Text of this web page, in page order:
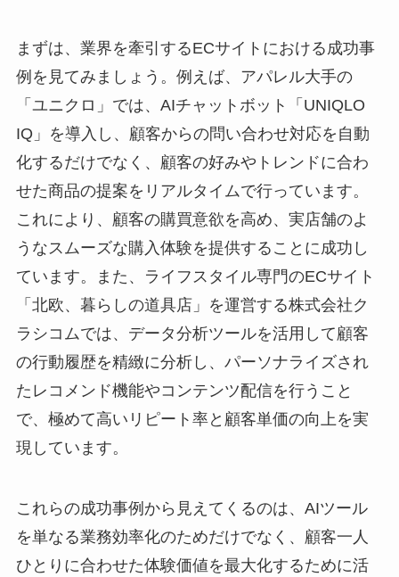
まずは、業界を牽引するECサイトにおける成功事
例を見てみましょう。例えば、アパレル大手の
「ユニクロ」では、AIチャットボット「UNIQLO
IQ」を導入し、顧客からの問い合わせ対応を自動
化するだけでなく、顧客の好みやトレンドに合わ
せた商品の提案をリアルタイムで行っています。
これにより、顧客の購買意欲を高め、実店舗のよ
うなスムーズな購入体験を提供することに成功し
ています。また、ライフスタイル専門のECサイト
「北欧、暮らしの道具店」を運営する株式会社ク
ラシコムでは、データ分析ツールを活用して顧客
の行動履歴を精緻に分析し、パーソナライズされ
たレコメンド機能やコンテンツ配信を行うこと
で、極めて高いリピート率と顧客単価の向上を実
現しています。
これらの成功事例から見えてくるのは、AIツール
を単なる業務効率化のためだけでなく、顧客一人
ひとりに合わせた体験価値を最大化するために活